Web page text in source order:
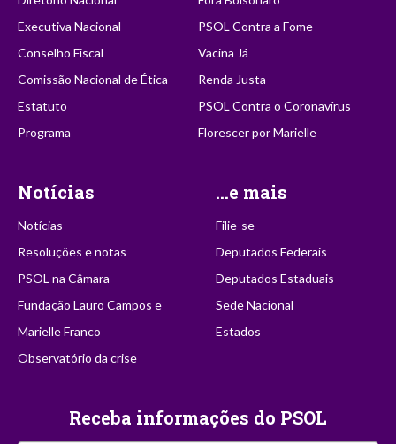
Executiva Nacional
Conselho Fiscal
Comissão Nacional de Ética
Estatuto
Programa
PSOL Contra a Fome
Vacina Já
Renda Justa
PSOL Contra o Coronavírus
Florescer por Marielle
Notícias
Notícias
Resoluções e notas
PSOL na Câmara
Fundação Lauro Campos e
Marielle Franco
Observatório da crise
...e mais
Filie-se
Deputados Federais
Deputados Estaduais
Sede Nacional
Estados
Receba informações do PSOL